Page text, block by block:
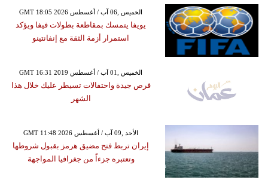
GMT 18:05 2026 الخميس ,06 آب / أغسطس
يويفا يتمسك بمقاطعة بطولات فيفا ويؤكد
استمرار أزمة الثقة مع إنفانتينو
GMT 16:31 2019 الخميس ,01 آب / أغسطس
فرص جيدة واحتفالات تسيطر عليك خلال هذا
الشهر
GMT 11:48 2026 الأحد ,09 آب / أغسطس
إيران تربط فتح مضيق هرمز بقبول شروطها
وتعتبره جزءاً من جغرافيا المواجهة